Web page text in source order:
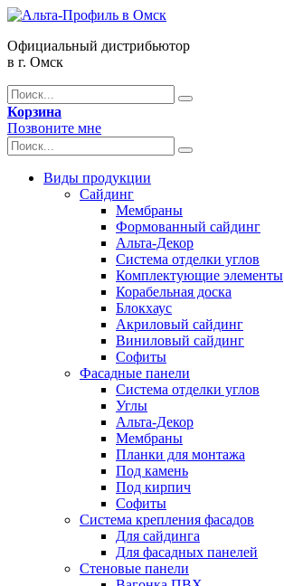
Официальный дистрибьютор
в г. Омск
Корзина
Позвоните мне
Виды продукции
Сайдинг
Мембраны
Формованный сайдинг
Альта-Декор
Система отделки углов
Комплектующие элементы
Корабельная доска
Блокхаус
Акриловый сайдинг
Виниловый сайдинг
Софиты
Фасадные панели
Система отделки углов
Углы
Альта-Декор
Мембраны
Планки для монтажа
Под камень
Под кирпич
Софиты
Система крепления фасадов
Для сайдинга
Для фасадных панелей
Стеновые панели